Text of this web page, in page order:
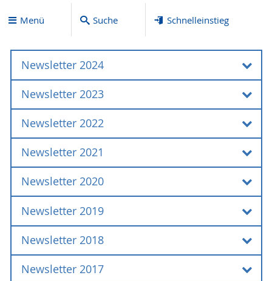
Menü Suche Schnelleinstieg
Newsletter 2024
Dezember 2024 / Ausgabe 17
Juni 2024 / Ausgabe 16
Newsletter 2023
Ausgabe Nr. 15 - 02/23
Ausgabe Nr. 14 - 01/23
Newsletter 2022
Ausgabe Nr. 13 - 02/22
Ausgabe Nr. 12 - 01/22
Newsletter 2021
Ausgabe Nr. 11 - 02/21
Ausgabe Nr. 10 - 01/21
Newsletter 2020
Ausgabe Nr. 9 - 02/20
Ausgabe Nr. 8 - 01/20
Newsletter 2019
Ausgabe Nr. 7 - 02/19
Ausgabe Nr. 6 - 01/19
Newsletter 2018
Ausgabe Nr. 5 - 02/18
Newsletter 2017